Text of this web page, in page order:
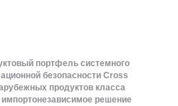
портфель системного
безопасности Cross
продуктов класса
импортонезависимое решение